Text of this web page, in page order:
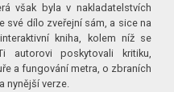
však byla v nakladatelstvích
své dílo zveřejní sám, a sice na
kniha, kolem níž se
autorovi poskytovali kritiku,
a fungování metra, o zbraních
nynější verze.